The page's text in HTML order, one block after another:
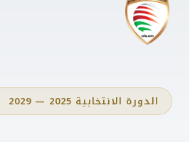
الدورة الانتخابية 2025 — 2029